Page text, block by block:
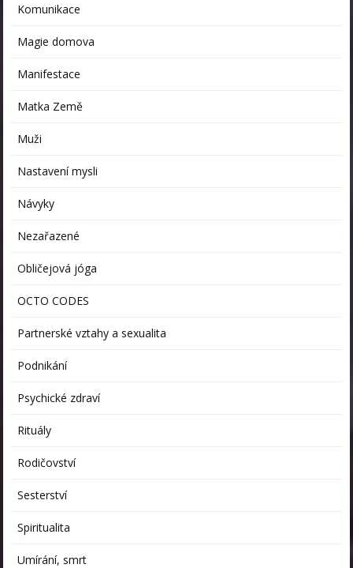
Komunikace
Magie domova
Manifestace
Matka Země
Muži
Nastavení mysli
Návyky
Nezařazené
Obličejová jóga
OCTO CODES
Partnerské vztahy a sexualita
Podnikání
Psychické zdraví
Rituály
Rodičovství
Sesterství
Spiritualita
Umírání, smrt